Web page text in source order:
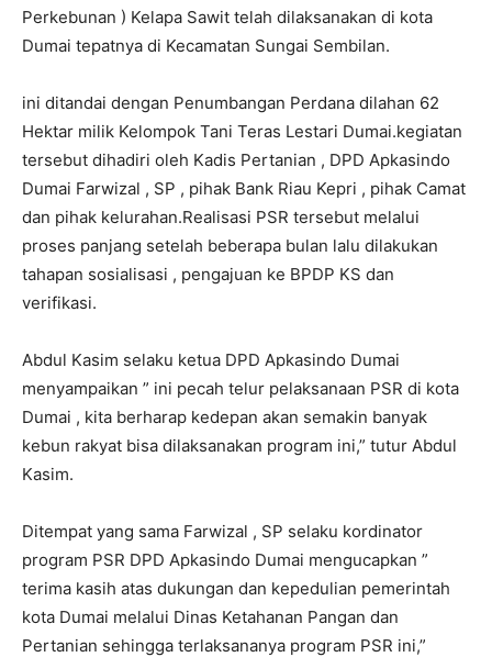
Perkebunan ) Kelapa Sawit telah dilaksanakan di kota
Dumai tepatnya di Kecamatan Sungai Sembilan.
ini ditandai dengan Penumbangan Perdana dilahan 62
Hektar milik Kelompok Tani Teras Lestari Dumai.kegiatan
tersebut dihadiri oleh Kadis Pertanian , DPD Apkasindo
Dumai Farwizal , SP , pihak Bank Riau Kepri , pihak Camat
dan pihak kelurahan.Realisasi PSR tersebut melalui
proses panjang setelah beberapa bulan lalu dilakukan
tahapan sosialisasi , pengajuan ke BPDP KS dan
verifikasi.
Abdul Kasim selaku ketua DPD Apkasindo Dumai
menyampaikan ” ini pecah telur pelaksanaan PSR di kota
Dumai , kita berharap kedepan akan semakin banyak
kebun rakyat bisa dilaksanakan program ini,” tutur Abdul
Kasim.
Ditempat yang sama Farwizal , SP selaku kordinator
program PSR DPD Apkasindo Dumai mengucapkan ”
terima kasih atas dukungan dan kepedulian pemerintah
kota Dumai melalui Dinas Ketahanan Pangan dan
Pertanian sehingga terlaksananya program PSR ini,”